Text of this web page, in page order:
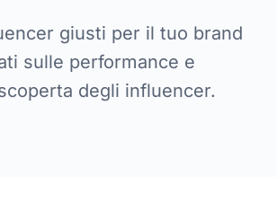
giusti per il tuo brand
sulle performance e
degli influencer.